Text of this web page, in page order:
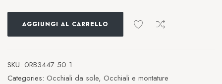
AGGIUNGI AL CARRELLO
SKU: 0RB3447 50 1
Categories: Occhiali da sole, Occhiali e montature